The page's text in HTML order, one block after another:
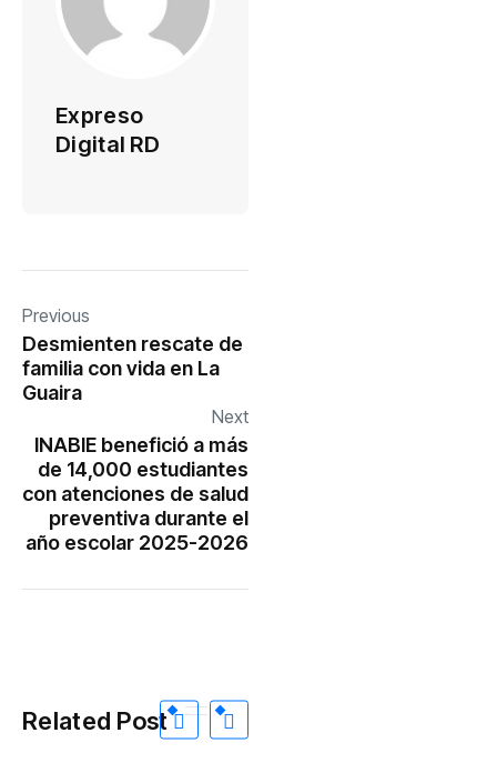
Expreso
Digital RD
Previous
Desmienten rescate de
familia con vida en La
Guaira
Next
INABIE benefició a más
de 14,000 estudiantes
con atenciones de salud
preventiva durante el
año escolar 2025-2026
Related Post